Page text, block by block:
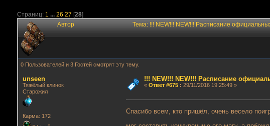
Страниц: 1 ... 26 27 [28]
Автор Тема: !!! NEW!!! NEW!!! Расписание
0 Пользователей и 3 Гостей смотрят эту тему.
unseen
Тяжёлый клинок
Старожил
Карма: 172
!!! NEW!!! NEW!!! Расписание
« Ответ #675: 29/11/2016 19:25:49 »
Спасибо всем, кто пришёл, очень весело